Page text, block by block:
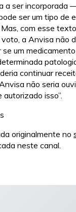
a ser incorporada
ser um tipo de
Mas, com esse
a Anvisa não
um
continuar
não seria
isso”.
originalmente no
neste canal.